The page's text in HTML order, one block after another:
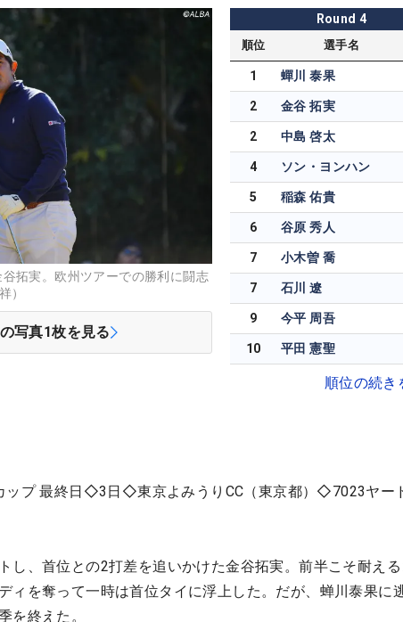
拓実。欧州ツアーでの勝利に闘志
）
写真1枚を見る
Round 4
順位 選手名
1 蟬川 泰果
2 金谷 拓実
2 中島 啓太
4 ソン・ヨンハン
5 稲森 佑貴
6 谷原 秀人
7 小木曽 喬
7 石川 遼
9 今平 周吾
10 平田 憲聖
順位の続き
ップ 最終日◇3日◇東京よみうりCC（東京都）◇7023ヤー
し、首位との2打差を追いかけた金谷拓実。前半こそ耐える
ィを奪って一時は首位タイに浮上した。だが、蝉川泰果に
を終えた。